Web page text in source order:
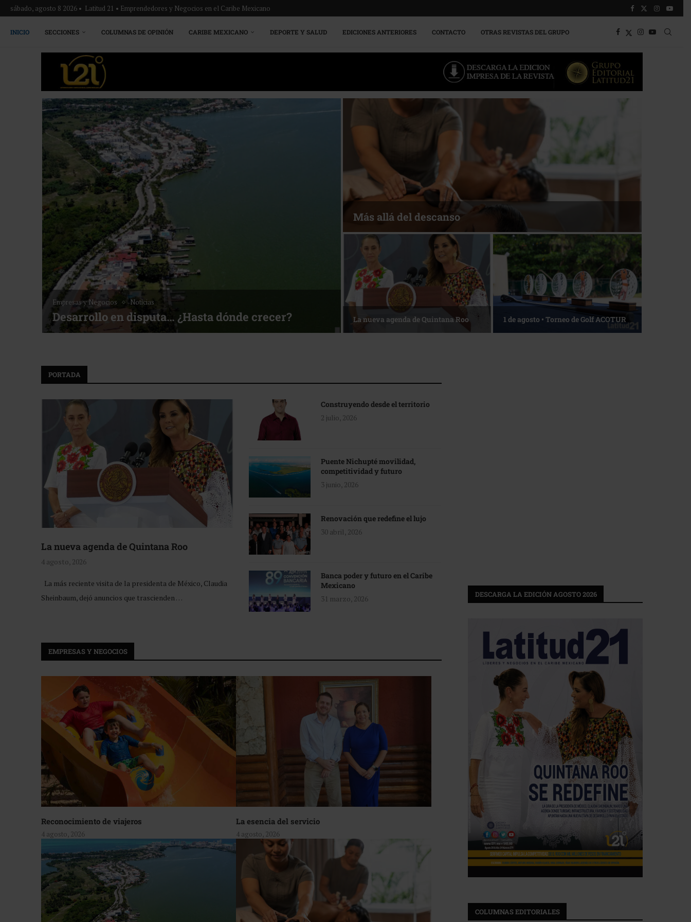
sábado, agosto 8 2026 • Latitud 21 • Emprendedores y Negocios en el Caribe Mexicano
INICIO SECCIONES COLUMNAS DE OPINIÓN CARIBE MEXICANO DEPORTE Y SALUD EDICIONES ANTERIORES CONTACTO OTRAS REVISTAS DEL GRUPO
Empresas y Negocios Noticias
Desarrollo en disputa… ¿Hasta dónde crecer?
Más allá del descanso
La nueva agenda de Quintana Roo 1 de agosto • Torneo de Golf ACOTUR
PORTADA
La nueva agenda de Quintana Roo
4 agosto, 2026
La más reciente visita de la presidenta de México, Claudia
Sheinbaum, dejó anuncios que trascienden …
Construyendo desde el territorio
2 julio, 2026
Puente Nichupté movilidad,
competitividad y futuro
3 junio, 2026
Renovación que redefine el lujo
30 abril, 2026
Banca poder y futuro en el Caribe
Mexicano
31 marzo, 2026
EMPRESAS Y NEGOCIOS
Reconocimiento de viajeros
4 agosto, 2026
La esencia del servicio
4 agosto, 2026
DESCARGA LA EDICIÓN AGOSTO 2026
COLUMNAS EDITORIALES